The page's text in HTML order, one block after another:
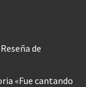
de
«Fue cantando